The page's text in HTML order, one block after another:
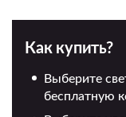
Как купить?
Выберите
бесплатную